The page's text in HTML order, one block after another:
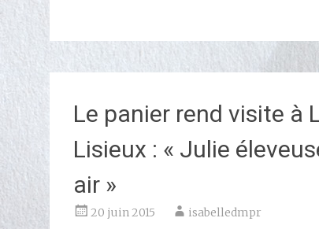
Le panier rend visite à
Lisieux : « Julie
air »
20 juin 2015 isabelledmpr